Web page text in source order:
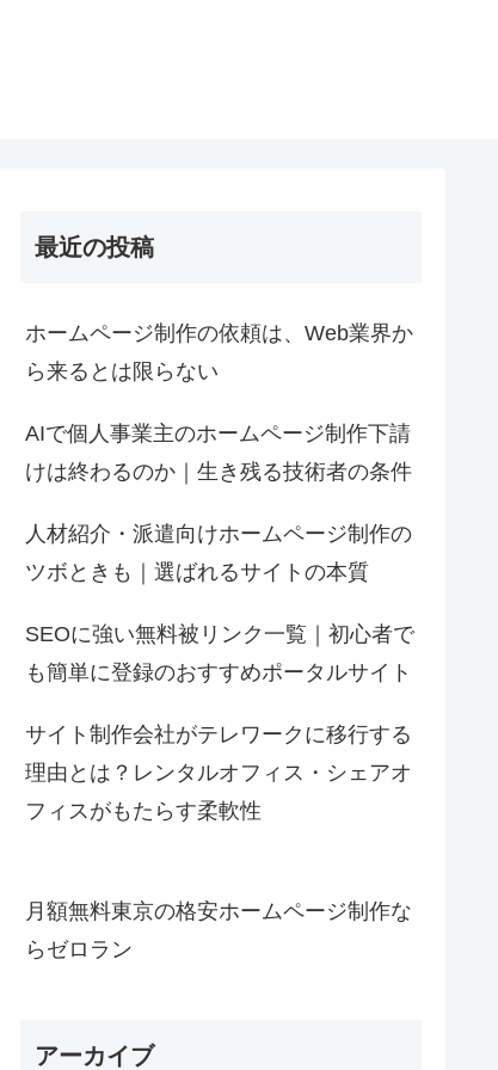
最近の投稿
ホームページ制作の依頼は、Web業界か
ら来るとは限らない
AIで個人事業主のホームページ制作下請
けは終わるのか｜生き残る技術者の条件
人材紹介・派遣向けホームページ制作の
ツボときも｜選ばれるサイトの本質
SEOに強い無料被リンク一覧｜初心者で
も簡単に登録のおすすめポータルサイト
サイト制作会社がテレワークに移行する
理由とは？レンタルオフィス・シェアオ
フィスがもたらす柔軟性
月額無料東京の格安ホームページ制作な
らゼロラン
アーカイブ